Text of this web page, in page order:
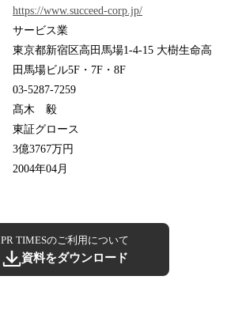
https://www.succeed-corp.jp/
サービス業
東京都新宿区高田馬場1-4-15 大樹生命高
田馬場ビル5F・7F・8F
03-5287-7259
髙木 毅
東証グロース
3億3767万円
2004年04月
PR TIMESのご利用について
資料をダウンロード